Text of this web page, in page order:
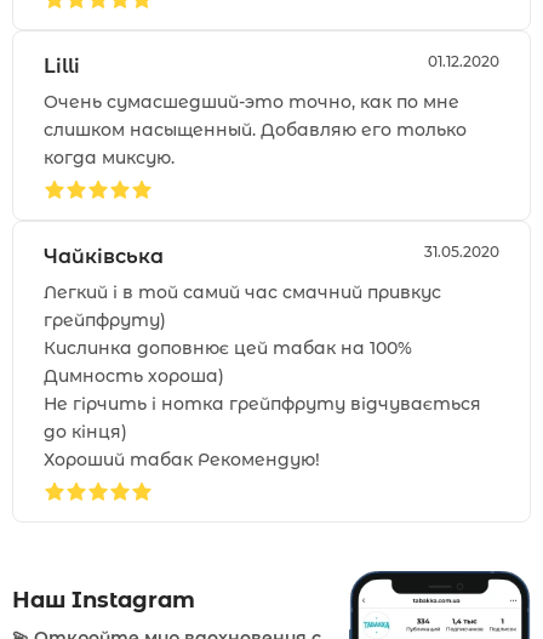
Lilli 01.12.2020
Очень сумасшедший-это точно, как по мне
слишком насыщенный. Добавляю его только
когда миксую.
Чайківська 31.05.2020
Легкий і в той самий час смачний привкус
грейпфруту)
Кислинка доповнює цей табак на 100%
Димность хороша)
Не гірчить і нотка грейпфруту відчувається
до кінця)
Хороший табак Рекомендую!
Наш Instagram